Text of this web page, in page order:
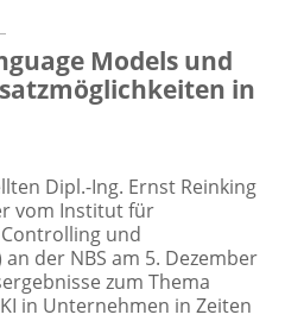
Models und
in
Dipl.-Ing. Ernst Reinking
vom Institut für
und
der NBS am 5. Dezember
zum Thema
in Unternehmen in Zeiten